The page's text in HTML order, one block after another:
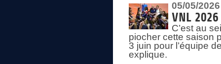
05/05/2026
VNL
C’est au
piocher cette saison
3 juin pour l’équipe
explique.